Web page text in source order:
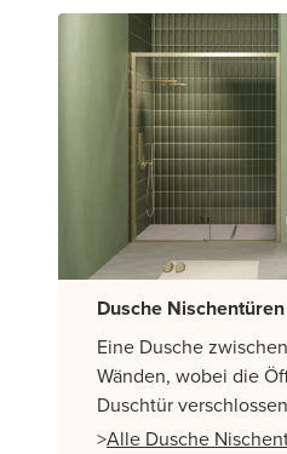
Dusche Nischentüren
Eine Dusche
Wänden, wobei die
Duschtür
>Alle Dusche